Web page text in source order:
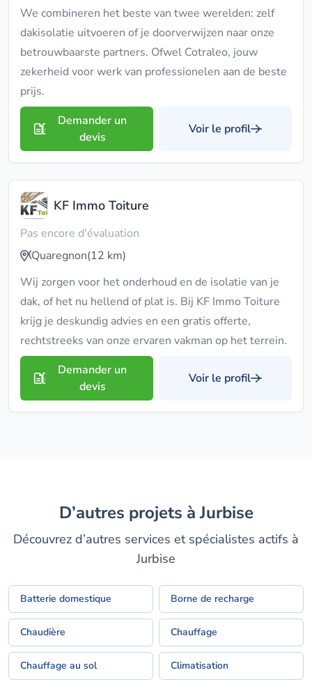
We combineren het beste van twee werelden: zelf
dakisolatie uitvoeren of je doorverwijzen naar onze
betrouwbaarste partners. Ofwel Cotraleo, jouw
zekerheid voor werk van professionelen aan de beste
prijs.
Demander un
devis
Voir le profil
KF Immo Toiture
Pas encore d'évaluation
Quaregnon(12 km)
Wij zorgen voor het onderhoud en de isolatie van je
dak, of het nu hellend of plat is. Bij KF Immo Toiture
krijg je deskundig advies en een gratis offerte,
rechtstreeks van onze ervaren vakman op het terrein.
Demander un
devis
Voir le profil
D’autres projets à Jurbise
Découvrez d’autres services et spécialistes actifs à
Jurbise
Batterie domestique Borne de recharge
Chaudière Chauffage
Chauffage au sol Climatisation